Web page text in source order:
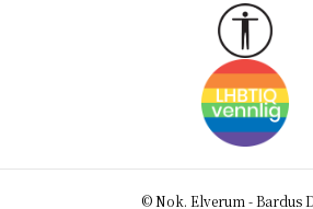
© Nok. Elverum - Bardus